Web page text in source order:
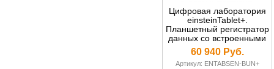
Цифровая лаборатория
einsteinTablet+.
Планшетный регистратор
данных со встроенными
датчиками
60 940 Руб.
Артикул: ENTABSEN-BUN+